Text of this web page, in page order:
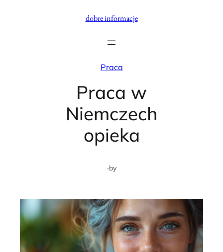
dobre informacje
Praca
Praca w
Niemczech
opieka
·by